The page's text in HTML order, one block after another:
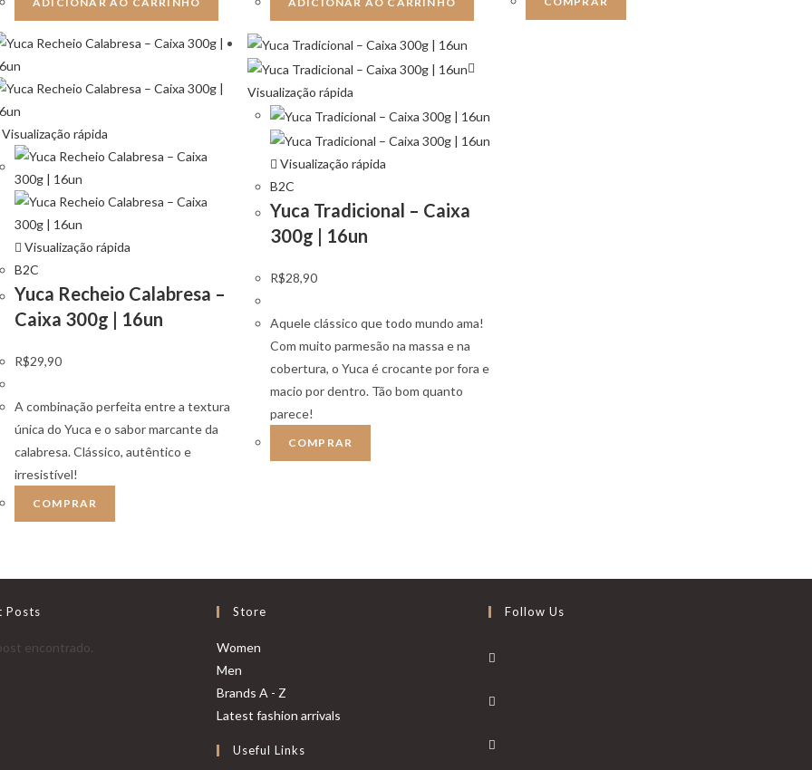
Visualização rápida
Visualização rápida
B2C
Yuca Recheio Calabresa –
Caixa 300g | 16un
R$29,90
A combinação perfeita entre a textura
única do Yuca e o sabor marcante da
calabresa. Clássico, autêntico e
irresistível!
COMPRAR
Visualização rápida
Visualização rápida
B2C
Yuca Tradicional – Caixa
300g | 16un
R$28,90
Aquele clássico que todo mundo ama!
Com muito parmesão na massa e na
cobertura, o Yuca é crocante por fora e
macio por dentro. Tão bom quanto
parece!
COMPRAR
Posts
encontrado.
Store
Women
Men
Brands A - Z
Latest fashion arrivals
Useful Links
Follow Us